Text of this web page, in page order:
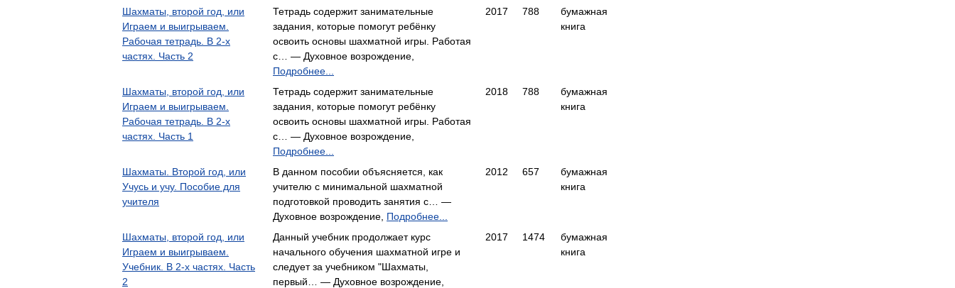
Шахматы, второй год, или
Играем и выигрываем.
Рабочая тетрадь. В 2-х
частях. Часть 2
Тетрадь содержит занимательные
задания, которые помогут ребёнку
освоить основы шахматной игры. Работая
с… — Духовное возрождение,
Подробнее...
2017 788
бумажная
книга
Шахматы, второй год, или
Играем и выигрываем.
Рабочая тетрадь. В 2-х
частях. Часть 1
Тетрадь содержит занимательные
задания, которые помогут ребёнку
освоить основы шахматной игры. Работая
с… — Духовное возрождение,
Подробнее...
2018 788
бумажная
книга
Шахматы. Второй год, или
Учусь и учу. Пособие для
учителя
В данном пособии объясняется, как
учителю с минимальной шахматной
подготовкой проводить занятия с… —
Духовное возрождение, Подробнее...
2012 657
бумажная
книга
Шахматы, второй год, или
Играем и выигрываем.
Учебник. В 2-х частях. Часть
2
Данный учебник продолжает курс
начального обучения шахматной игре и
следует за учебником "Шахматы,
первый… — Духовное возрождение,
2017 1474
бумажная
книга